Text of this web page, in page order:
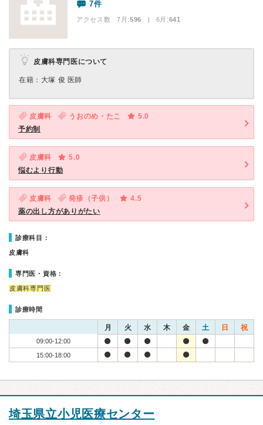
7件
アクセス数 7月:596 | 6月:641
皮膚科専門医について
在籍：大塚 俊 医師
皮膚科 うおのめ・たこ
5.0
予約制
皮膚科
5.0
悩むより行動
皮膚科 発疹（子供）
4.5
薬の出し方がありがたい
診療科目：
皮膚科
専門医・資格：
皮膚科専門医
診療時間
月 火 水 木 金 土 日 祝
09:00-12:00
15:00-18:00
埼玉県立小児医療センター